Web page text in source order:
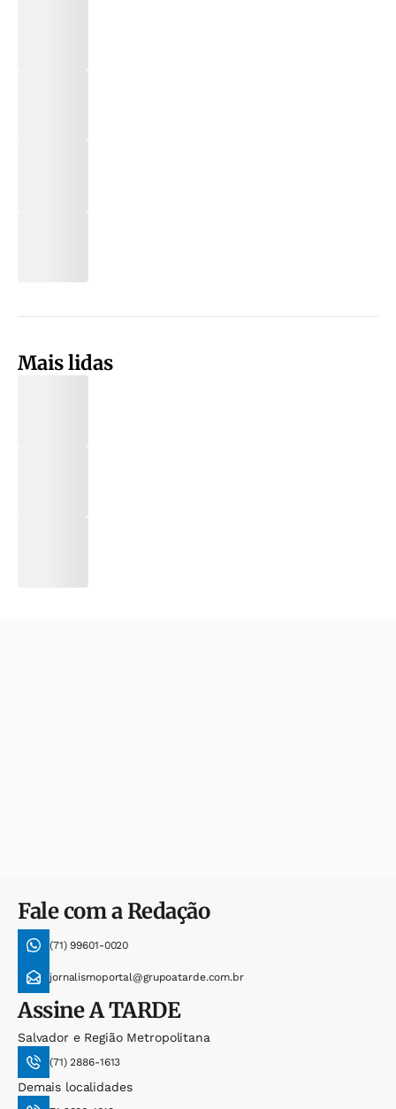
Mais lidas
Fale com a Redação
(71) 99601-0020
jornalismoportal@grupoatarde.com.br
AssineA TARDE
Salvador e Região Metropolitana
(71) 2886-1613
Demais localidades